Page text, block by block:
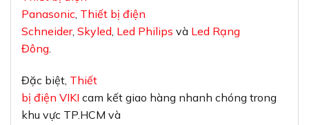
Panasonic, Thiết bị điện
Schneider, Skyled, Led Philips và Led Rạng
Đông.
Đặc biệt, Thiết
bị điện VIKI cam kết giao hàng nhanh chóng trong
khu vực TP.HCM và